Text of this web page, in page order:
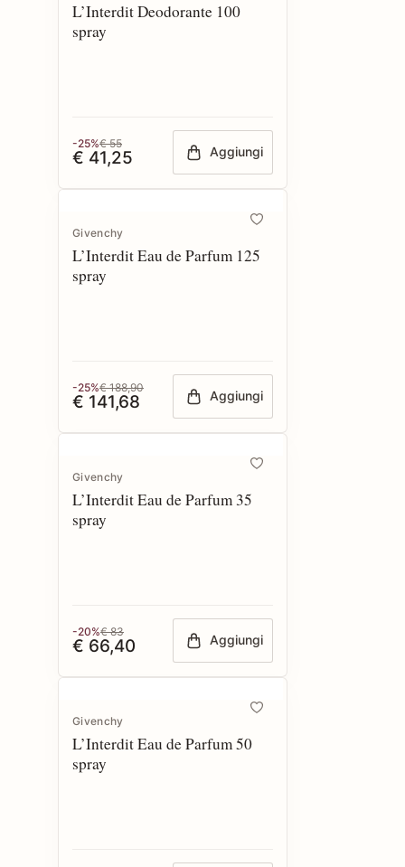
L’Interdit Deodorante 100
spray
-25%€ 55
€ 41,25 Aggiungi
Givenchy
L’Interdit Eau de Parfum 125
spray
-25%€ 188,90
€ 141,68 Aggiungi
Givenchy
L’Interdit Eau de Parfum 35
spray
-20%€ 83
€ 66,40 Aggiungi
Givenchy
L’Interdit Eau de Parfum 50
spray